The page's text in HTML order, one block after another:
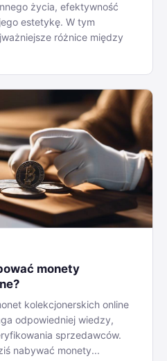
życia, efektywność
estetykę. W tym
różnice między
monety
kolekcjonerskich online
odpowiedniej wiedzy,
sprzedawców.
nabywać monety...